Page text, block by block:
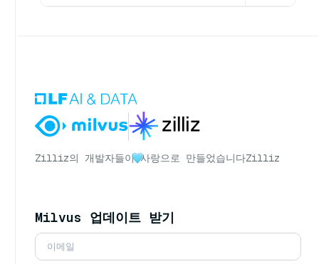
Zilliz의 개발자들이 사랑으로 만들었습니다Zilliz
Milvus 업데이트 받기